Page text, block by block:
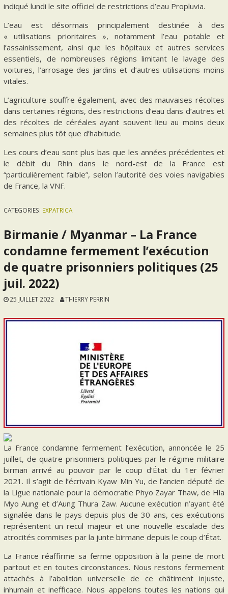
indiqué lundi le site officiel de restrictions d’eau Propluvia.
L’eau est désormais principalement destinée à des
« utilisations prioritaires », notamment l’eau potable et
l’assainissement, ainsi que les hôpitaux et autres services
essentiels, de nombreuses régions limitant le lavage des
voitures, l’arrosage des jardins et d’autres utilisations moins
vitales.
L’agriculture souffre également, avec des mauvaises récoltes
dans certaines régions, des restrictions d’eau dans d’autres et
des récoltes de céréales ayant souvent lieu au moins deux
semaines plus tôt que d’habitude.
Les cours d’eau sont plus bas que les années précédentes et
le débit du Rhin dans le nord-est de la France est
“particulièrement faible”, selon l’autorité des voies navigables
de France, la VNF.
CATEGORIES: EXPATRICA
Birmanie / Myanmar – La France
condamne fermement l’exécution
de quatre prisonniers politiques (25
juil. 2022)
25 JUILLET 2022 THIERRY PERRIN
La France condamne fermement l’exécution, annoncée le 25
juillet, de quatre prisonniers politiques par le régime militaire
birman arrivé au pouvoir par le coup d’État du 1er février
2021. Il s’agit de l’écrivain Kyaw Min Yu, de l’ancien député de
la Ligue nationale pour la démocratie Phyo Zayar Thaw, de Hla
Myo Aung et d’Aung Thura Zaw. Aucune exécution n’ayant été
signalée dans le pays depuis plus de 30 ans, ces exécutions
représentent un recul majeur et une nouvelle escalade des
atrocités commises par la junte birmane depuis le coup d’État.
La France réaffirme sa ferme opposition à la peine de mort
partout et en toutes circonstances. Nous restons fermement
attachés à l’abolition universelle de ce châtiment injuste,
inhumain et inefficace. Nous appelons toutes les nations qui